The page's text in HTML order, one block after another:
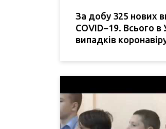
За добу 325 нових
COVID−19. Всього в
випадків